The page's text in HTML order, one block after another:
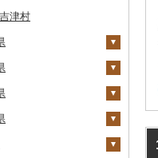
川原市
市
村
町
浜町
る市
県（県庁）
市
市
賀町
市
町
城市
県（県庁）
町
町
町
沼市
瀬村
目町
田市
町
市
市
町
村
村
町
村
町
き市
津町
市
町
町
市
ちなか市
崎市
市
大宮市
市
市
町
市
市
町
町
町
市
崎市
妻町
市
市
町
父村
町
町
市
市
市
市
市
九里町
み市
町
市
る野市
区
区
市
市
原市
原町
市
市
賀市
市
野市
町
県（県庁）
市
市
市
市
市
村
町
町
町
町
村
町
村
市
町
市
内町
町
市
川市
市
市
市
宮市
町
市
市
市
町
市
市
県（県庁）
市
町
町
市
県（県庁）
市
町
波町
府（府庁）
崎町
町
城村
市
津市
市
市
林市
市
市
市
市
市
町
市
わじ市
山村
高田市
町
村
町
町
川町
市
町
川町
川市
田町
津村
市
町
野町
町
市
倉村
南町
太田町
町
市